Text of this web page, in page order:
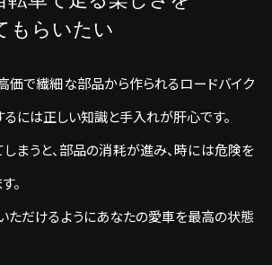
もらいたい
価で繊細な部品から作られるロードバイク
には正しい知識と手入れが肝心です。
まうと、部品の消耗が進み、時には危険を
。
ただけるようにあなたの愛車を最高の状態